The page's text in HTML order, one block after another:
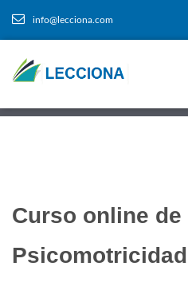
info@lecciona.com
Curso online de